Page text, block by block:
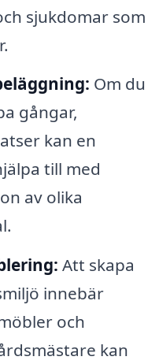
sjukdomar som
Om du
gångar,
kan en
till med
av olika
Att skapa
innebär
och
kan